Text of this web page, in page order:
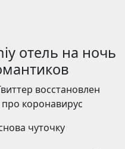
отель на ночь
восстановлен
коронавирус
чуточку